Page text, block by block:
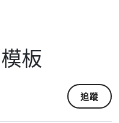
板
追蹤